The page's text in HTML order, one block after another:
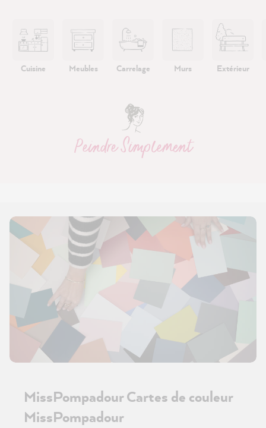
Peindre Simplement
Cuisine Meubles Carrelage Murs Extérieur
MissPompadour Cartes de couleur
MissPompadour